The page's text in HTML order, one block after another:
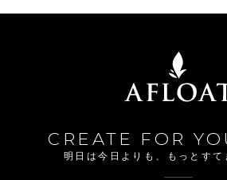
CREATE FOR
明日は今日よりも、もっとすて